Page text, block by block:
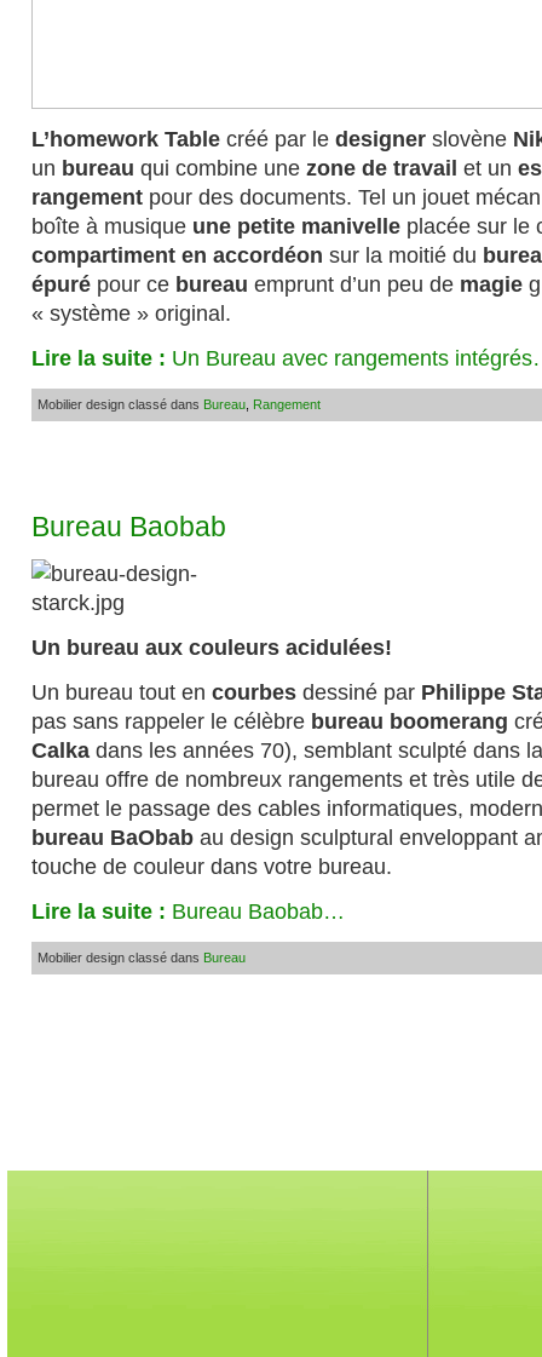
L’homework Table créé par le designer slovène
un bureau qui combine une zone de travail et un
rangement pour des documents. Tel un jouet
boîte à musique une petite manivelle placée sur le
compartiment en accordéon sur la moitié du
épuré pour ce bureau emprunt d’un peu de magie
« système » original.
Lire la suite : Un Bureau avec rangements
Mobilier design classé dans Bureau Rangement
Bureau Baobab
Un bureau aux couleurs acidulées!
Un bureau tout en courbes dessiné par Philippe
pas sans rappeler le célèbre bureau boomerang
Calka dans les années 70), semblant sculpté dans
bureau offre de nombreux rangements et très utile
permet le passage des cables informatiques,
bureau BaObab au design sculptural enveloppant
touche de couleur dans votre bureau.
Lire la suite : Bureau Baobab…
Mobilier design classé dans Bureau